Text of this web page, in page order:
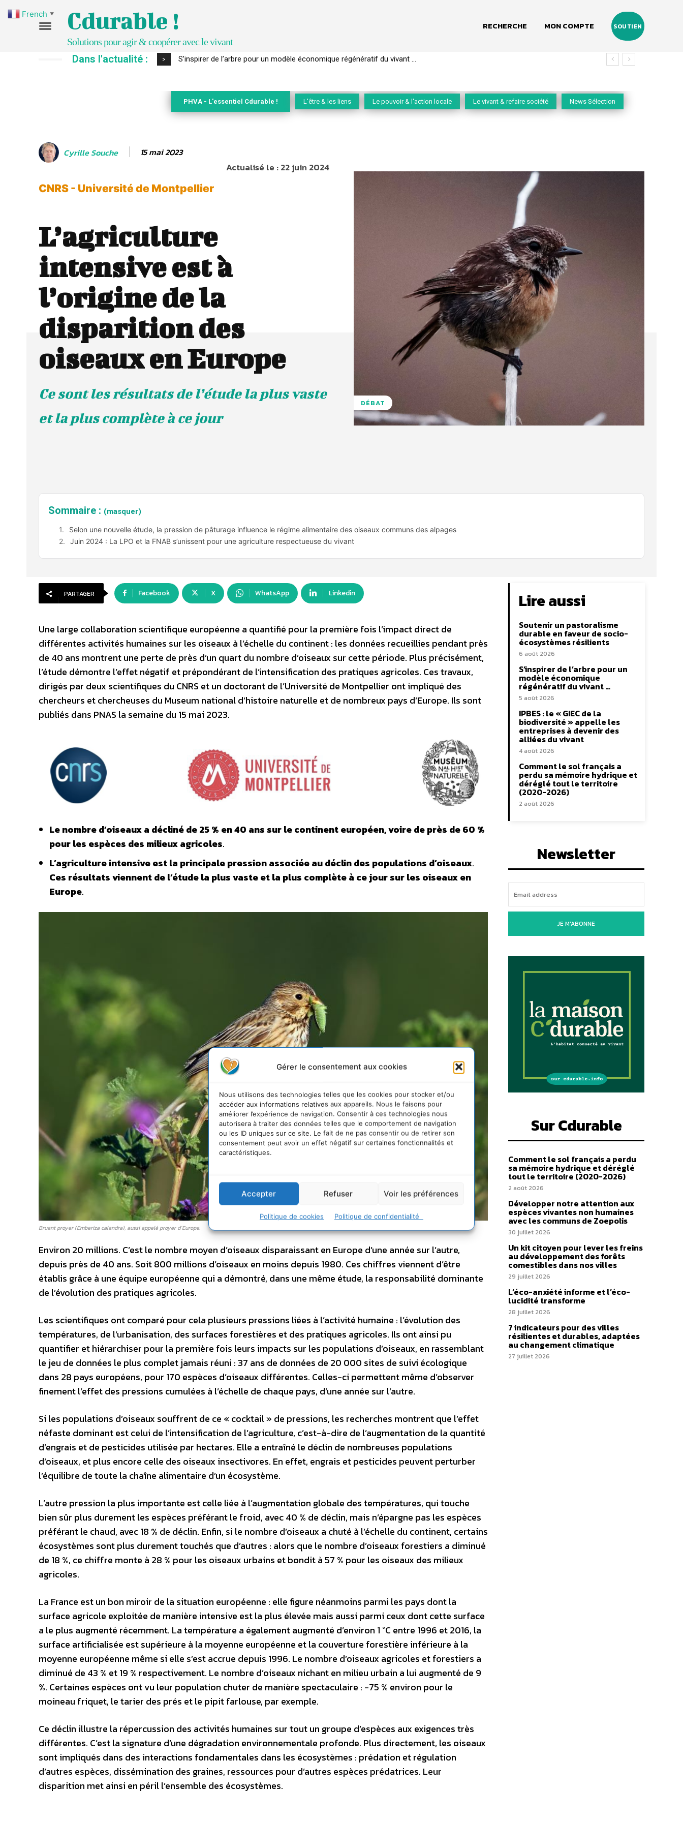
Gérer le consentement aux cookies
Nous utilisons des technologies telles que les cookies pour stocker et/ou
accéder aux informations relatives aux appareils. Nous le faisons pour
améliorer l’expérience de navigation. Consentir à ces technologies nous
autorisera à traiter des données telles que le comportement de navigation
ou les ID uniques sur ce site. Le fait de ne pas consentir ou de retirer son
consentement peut avoir un effet négatif sur certaines fonctionnalités et
caractéristiques.
Accepter Refuser Voir les préférences
Politique de cookies Politique de confidentialité
Cdurable !
Solutions pour agir & coopérer avec le vivant
RECHERCHE MON COMPTE SOUTIEN
Dans l'actualité : > IPBES : le « GIEC de la biodiversité » appelle les entreprises à devenir des alliées du vivant
PHVA - L'essentiel Cdurable ! L'être & les liens Le pouvoir & l'action locale Le vivant & refaire société News Sélection
Cyrille Souche 15 mai 2023
Actualisé le :22 juin 2024
CNRS - Université de Montpellier
L’agriculture
intensive est à
l’origine de la
disparition des
oiseaux en Europe
Ce sont les résultats de l’étude la plus vaste
et la plus complète à ce jour
DÉBAT
Sommaire : (masquer)
Selon une nouvelle étude, la pression de pâturage influence le régime alimentaire des oiseaux communs des alpages
Juin 2024 : La LPO et la FNAB s’unissent pour une agriculture respectueuse du vivant
PARTAGER Facebook X WhatsApp Linkedin
Une large collaboration scientifique européenne a quantifié pour la première fois l’impact direct de
différentes activités humaines sur les oiseaux à l’échelle du continent : les données recueillies pendant près
de 40 ans montrent une perte de près d’un quart du nombre d’oiseaux sur cette période. Plus précisément,
l’étude démontre l’effet négatif et prépondérant de l’intensification des pratiques agricoles. Ces travaux,
dirigés par deux scientifiques du CNRS et un doctorant de l’Université de Montpellier ont impliqué des
chercheurs et chercheuses du Museum national d’histoire naturelle et de nombreux pays d’Europe. Ils sont
publiés dans PNAS la semaine du 15 mai 2023.
Le nombre d’oiseaux a décliné de 25 % en 40 ans sur le continent européen, voire de près de 60 %
pour les espèces des milieux agricoles.
L’agriculture intensive est la principale pression associée au déclin des populations d’oiseaux.
Ces résultats viennent de l’étude la plus vaste et la plus complète à ce jour sur les oiseaux en
Europe.
Bruant proyer (Emberiza calandra), aussi appelé proyer d’Europe.
Environ 20 millions. C’est le nombre moyen d’oiseaux disparaissant en Europe d’une année sur l’autre,
depuis près de 40 ans. Soit 800 millions d’oiseaux en moins depuis 1980. Ces chiffres viennent d’être
établis grâce à une équipe européenne qui a démontré, dans une même étude, la responsabilité dominante
de l’évolution des pratiques agricoles.
Les scientifiques ont comparé pour cela plusieurs pressions liées à l’activité humaine : l’évolution des
températures, de l’urbanisation, des surfaces forestières et des pratiques agricoles. Ils ont ainsi pu
quantifier et hiérarchiser pour la première fois leurs impacts sur les populations d’oiseaux, en rassemblant
le jeu de données le plus complet jamais réuni : 37 ans de données de 20 000 sites de suivi écologique
dans 28 pays européens, pour 170 espèces d’oiseaux différentes. Celles-ci permettent même d’observer
finement l’effet des pressions cumulées à l’échelle de chaque pays, d’une année sur l’autre.
Si les populations d’oiseaux souffrent de ce « cocktail » de pressions, les recherches montrent que l’effet
néfaste dominant est celui de l’intensification de l’agriculture, c’est-à-dire de l’augmentation de la quantité
d’engrais et de pesticides utilisée par hectares. Elle a entraîné le déclin de nombreuses populations
d’oiseaux, et plus encore celle des oiseaux insectivores. En effet, engrais et pesticides peuvent perturber
l’équilibre de toute la chaîne alimentaire d’un écosystème.
L’autre pression la plus importante est celle liée à l’augmentation globale des températures, qui touche
bien sûr plus durement les espèces préférant le froid, avec 40 % de déclin, mais n’épargne pas les espèces
préférant le chaud, avec 18 % de déclin. Enfin, si le nombre d’oiseaux a chuté à l’échelle du continent, certains
écosystèmes sont plus durement touchés que d’autres : alors que le nombre d’oiseaux forestiers a diminué
de 18 %, ce chiffre monte à 28 % pour les oiseaux urbains et bondit à 57 % pour les oiseaux des milieux
agricoles.
La France est un bon miroir de la situation européenne : elle figure néanmoins parmi les pays dont la
surface agricole exploitée de manière intensive est la plus élevée mais aussi parmi ceux dont cette surface
a le plus augmenté récemment. La température a également augmenté d’environ 1 °C entre 1996 et 2016, la
surface artificialisée est supérieure à la moyenne européenne et la couverture forestière inférieure à la
moyenne européenne même si elle s’est accrue depuis 1996. Le nombre d’oiseaux agricoles et forestiers a
diminué de 43 % et 19 % respectivement. Le nombre d’oiseaux nichant en milieu urbain a lui augmenté de 9
%. Certaines espèces ont vu leur population chuter de manière spectaculaire : -75 % environ pour le
moineau friquet, le tarier des prés et le pipit farlouse, par exemple.
Ce déclin illustre la répercussion des activités humaines sur tout un groupe d’espèces aux exigences très
différentes. C’est la signature d’une dégradation environnementale profonde. Plus directement, les oiseaux
sont impliqués dans des interactions fondamentales dans les écosystèmes : prédation et régulation
d’autres espèces, dissémination des graines, ressources pour d’autres espèces prédatrices. Leur
disparition met ainsi en péril l’ensemble des écosystèmes.
Lire aussi
Soutenir un pastoralisme
durable en faveur de socio-
écosystèmes résilients
6 août 2026
S’inspirer de l’arbre pour un
modèle économique
régénératif du vivant …
5 août 2026
IPBES : le « GIEC de la
biodiversité » appelle les
entreprises à devenir des
alliées du vivant
4 août 2026
Comment le sol français a
perdu sa mémoire hydrique et
déréglé tout le territoire
(2020-2026)
2 août 2026
Newsletter
JE M'ABONNE
Sur Cdurable
Comment le sol français a perdu
sa mémoire hydrique et déréglé
tout le territoire (2020-2026)
2 août 2026
Développer notre attention aux
espèces vivantes non humaines
avec les communs de Zoepolis
30 juillet 2026
Un kit citoyen pour lever les freins
au développement des forêts
comestibles dans nos villes
29 juillet 2026
L’éco-anxiété informe et l’éco-
lucidité transforme
28 juillet 2026
7 indicateurs pour des villes
résilientes et durables, adaptées
au changement climatique
27 juillet 2026
French ▼